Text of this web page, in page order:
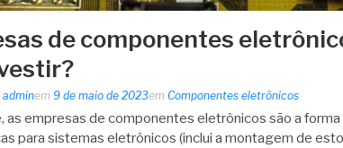
de componentes
adminem 9 de maio de 2023em Componentes eletrônicos
as empresas de componentes eletrônicos são a
para sistemas eletrônicos (inclui a montagem de